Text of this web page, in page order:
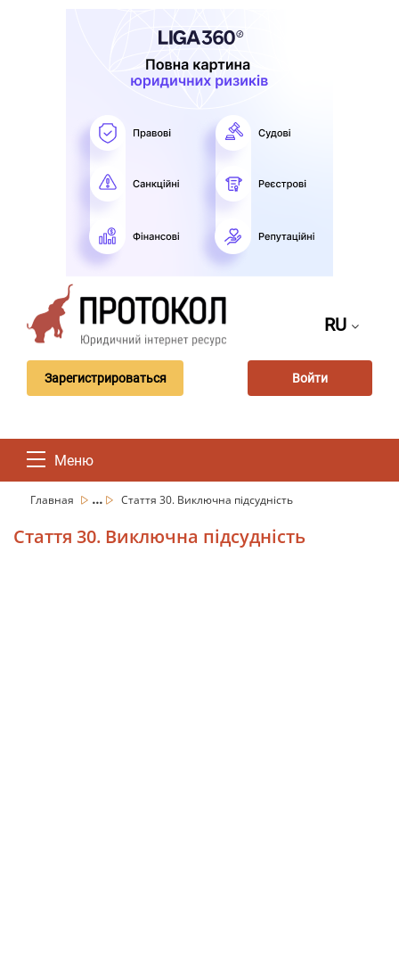
RU
Зарегистрироваться Войти
Меню
Главная ... Стаття 30. Виключна підсудність
Стаття 30. Виключна підсудність